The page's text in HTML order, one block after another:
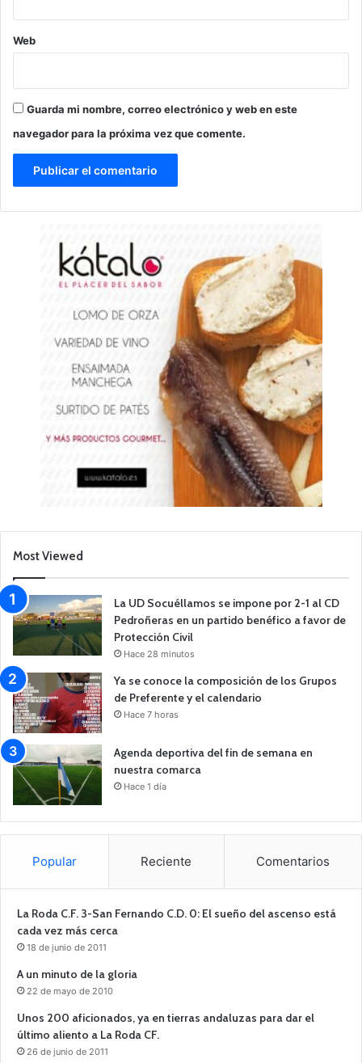
Web
Guarda mi nombre, correo electrónico y web en este
navegador para la próxima vez que comente.
Most Viewed
La UD Socuéllamos se impone por 2-1 al CD
Pedroñeras en un partido benéfico a favor de
Protección Civil
Hace 28 minutos
Ya se conoce la composición de los Grupos
de Preferente y el calendario
Hace 7 horas
Agenda deportiva del fin de semana en
nuestra comarca
Hace 1 día
Popular Reciente Comentarios
La Roda C.F. 3-San Fernando C.D. 0: El sueño del ascenso está
cada vez más cerca
18 de junio de 2011
A un minuto de la gloria
22 de mayo de 2010
Unos 200 aficionados, ya en tierras andaluzas para dar el
último aliento a La Roda CF.
26 de junio de 2011